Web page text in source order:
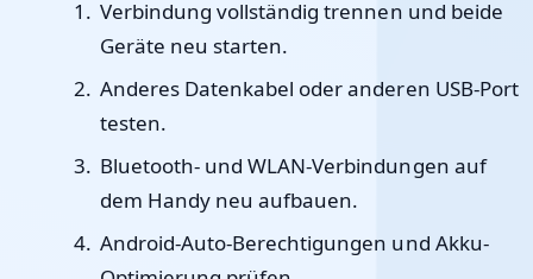
Verbindung vollständig trennen und beide
Geräte neu starten.
Anderes Datenkabel oder anderen USB-Port
testen.
Bluetooth- und WLAN-Verbindungen auf
dem Handy neu aufbauen.
Android-Auto-Berechtigungen und Akku-